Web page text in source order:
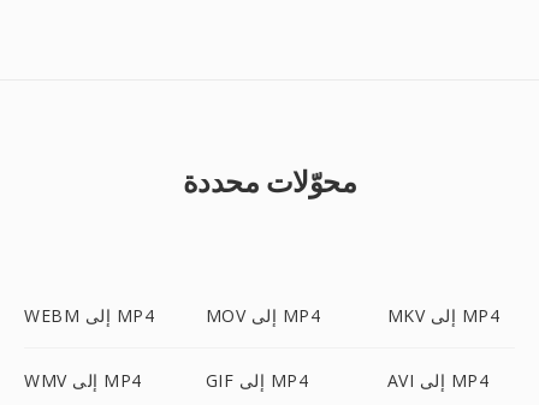
محوّلات محددة
WEBM إلى MP4 MOV إلى MP4 MKV إلى MP4
WMV إلى MP4 GIF إلى MP4 AVI إلى MP4